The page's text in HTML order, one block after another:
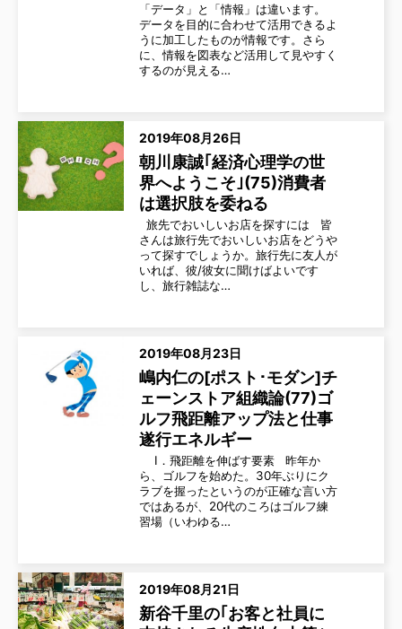
「データ」と「情報」は違います。
データを目的に合わせて活用できるよ
うに加工したものが情報です。さら
に、情報を図表など活用して見やすく
するのが見える…
2019年08月26日
朝川康誠｢経済心理学の世
界へようこそ｣(75)消費者
は選択肢を委ねる
旅先でおいしいお店を探すには 皆
さんは旅行先でおいしいお店をどうや
って探すでしょうか。旅行先に友人が
いれば、彼/彼女に聞けばよいです
し、旅行雑誌な…
2019年08月23日
嶋内仁の[ポスト･モダン]チ
ェーンストア組織論(77)ゴ
ルフ飛距離アップ法と仕事
遂行エネルギー
Ⅰ．飛距離を伸ばす要素 昨年か
ら、ゴルフを始めた。30年ぶりにク
ラブを握ったというのが正確な言い方
ではあるが、20代のころはゴルフ練
習場（いわゆる…
2019年08月21日
新谷千里の｢お客と社員に